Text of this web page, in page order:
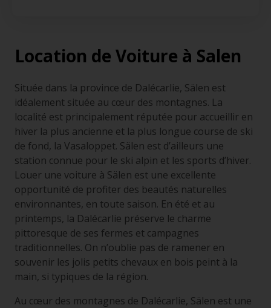
Location de Voiture à Salen
Située dans la province de Dalécarlie, Sälen est
idéalement située au cœur des montagnes. La
localité est principalement réputée pour accueillir en
hiver la plus ancienne et la plus longue course de ski
de fond, la Vasaloppet. Sälen est d’ailleurs une
station connue pour le ski alpin et les sports d’hiver.
Louer une voiture à Sälen est une excellente
opportunité de profiter des beautés naturelles
environnantes, en toute saison. En été et au
printemps, la Dalécarlie préserve le charme
pittoresque de ses fermes et campagnes
traditionnelles. On n’oublie pas de ramener en
souvenir les jolis petits chevaux en bois peint à la
main, si typiques de la région.
Au cœur des montagnes de Dalécarlie, Sälen est une